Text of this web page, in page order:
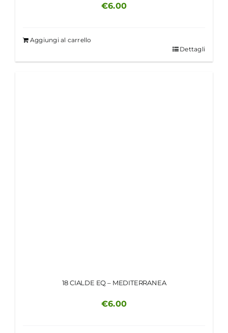
€6.00
Aggiungi al carrello
Dettagli
18 CIALDE EQ – MEDITERRANEA
€6.00